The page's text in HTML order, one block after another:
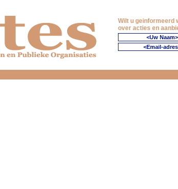
Wilt u geinformeerd
over acties en